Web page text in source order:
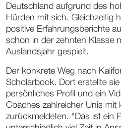
Deutschland aufgrund des
Hürden mit sich. Gleichzeitig
positive Erfahrungsberichte
schon in der zehnten Klasse
Auslandsjahr gespielt.
Der konkrete Weg nach
Scholarbook. Dort erstellte
persönliches Profil und ein
Coaches zahlreicher Unis mit
zurückmeldeten. "Das ist ein